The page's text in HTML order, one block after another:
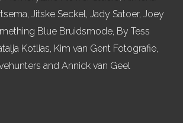
Jitske Seckel, Jady Satoer, Joey
Blue Bruidsmode, By Tess
Kotlias, Kim van Gent Fotografie,
and Annick van Geel